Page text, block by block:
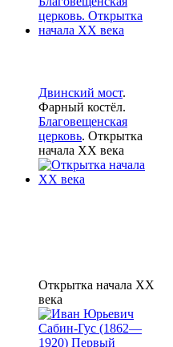
Двинский мост.
Фарный костёл.
Благовещенская
церковь. Открытка
начала XX века
Открытка начала XX
века